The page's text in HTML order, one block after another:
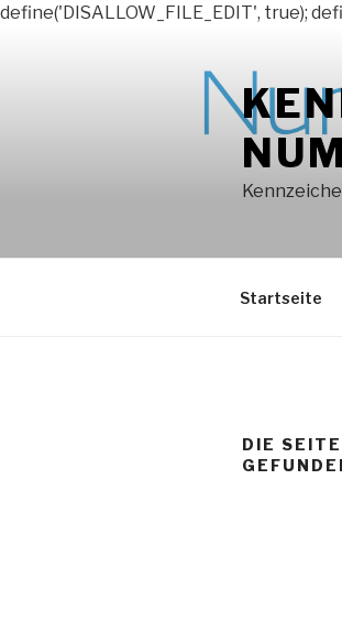
define('DISALLOW_FILE_EDIT', true);
Startseite
DIE